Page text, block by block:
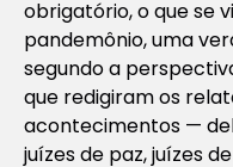
obrigatório, o que se
pandemônio, uma
segundo a
que redigiram os
acontecimentos —
juízes de paz, juízes